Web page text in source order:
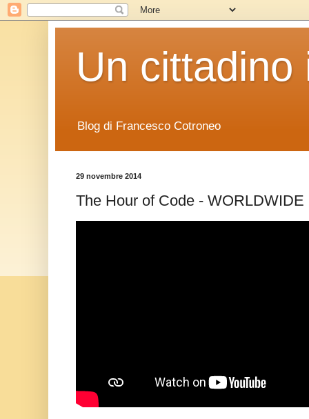
Un cittadino
Blog di Francesco Cotroneo
29 novembre 2014
The Hour of Code - WORLDWIDE